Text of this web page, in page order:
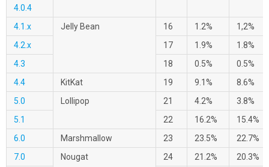
4.0.4
4.1.x Jelly Bean 16 1.2%
1,2%
4.2.x
17 1.9%
1.8%
4.3
18 0.5%
0.5%
4.4
KitKat 19 9.1%
8.6%
5.0
Lollipop 21 4.2%
3.8%
5.1
22 16.2%
15.4%
6.0
Marshmallow 23 23.5%
22.7%
7.0
Nougat 24 21.2%
20.3%